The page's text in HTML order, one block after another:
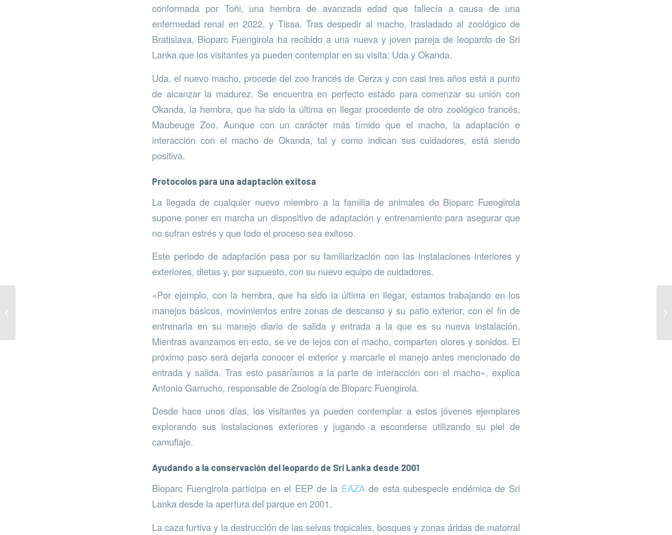
conformada por Toñi, una hembra de avanzada edad que fallecía a causa de una
enfermedad renal en 2022, y Tissa. Tras despedir al macho, trasladado al zoológico de
Bratislava, Bioparc Fuengirola ha recibido a una nueva y joven pareja de leopardo de Sri
Lanka que los visitantes ya pueden contemplar en su visita: Uda y Okanda.
Uda, el nuevo macho, procede del zoo francés de Cerza y con casi tres años está a punto
de alcanzar la madurez. Se encuentra en perfecto estado para comenzar su unión con
Okanda, la hembra, que ha sido la última en llegar procedente de otro zoológico francés,
Maubeuge Zoo. Aunque con un carácter más tímido que el macho, la adaptación e
interacción con el macho de Okanda, tal y como indican sus cuidadores, está siendo
positiva.
Protocolos para una adaptación exitosa
La llegada de cualquier nuevo miembro a la familia de animales de Bioparc Fuengirola
supone poner en marcha un dispositivo de adaptación y entrenamiento para asegurar que
no sufran estrés y que todo el proceso sea exitoso.
Este periodo de adaptación pasa por su familiarización con las instalaciones interiores y
exteriores, dietas y, por supuesto, con su nuevo equipo de cuidadores.
«Por ejemplo, con la hembra, que ha sido la última en llegar, estamos trabajando en los
manejos básicos, movimientos entre zonas de descanso y su patio exterior, con el fin de
entrenarla en su manejo diario de salida y entrada a la que es su nueva instalación.
Mientras avanzamos en esto, se ve de lejos con el macho, comparten olores y sonidos. El
próximo paso será dejarla conocer el exterior y marcarle el manejo antes mencionado de
entrada y salida. Tras esto pasaríamos a la parte de interacción con el macho», explica
Antonio Garrucho, responsable de Zoología de Bioparc Fuengirola.
Desde hace unos días, los visitantes ya pueden contemplar a estos jóvenes ejemplares
explorando sus instalaciones exteriores y jugando a esconderse utilizando su piel de
camuflaje.
Ayudando a la conservación del leopardo de Sri Lanka desde 2001
Bioparc Fuengirola participa en el EEP de la EAZAde esta subespecie endémica de Sri
Lanka desde la apertura del parque en 2001.
La caza furtiva y la destrucción de las selvas tropicales, bosques y zonas áridas de matorral